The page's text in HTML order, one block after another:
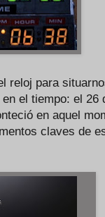
reloj para
el tiempo: el 26
en aquel
claves de